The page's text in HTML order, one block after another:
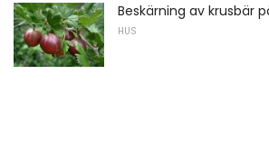
Beskärning av krusbär
HUS